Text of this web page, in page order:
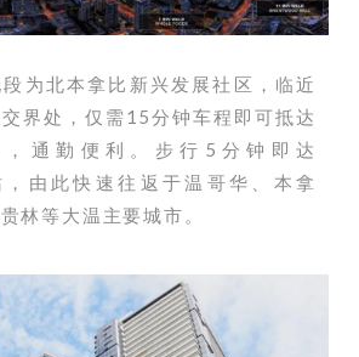
为北本拿比新兴发展社区，临近
界处，仅需15分钟车程即可抵达
通勤便利。步行5分钟即达
由此快速往返于温哥华、本拿
林等大温主要城市。